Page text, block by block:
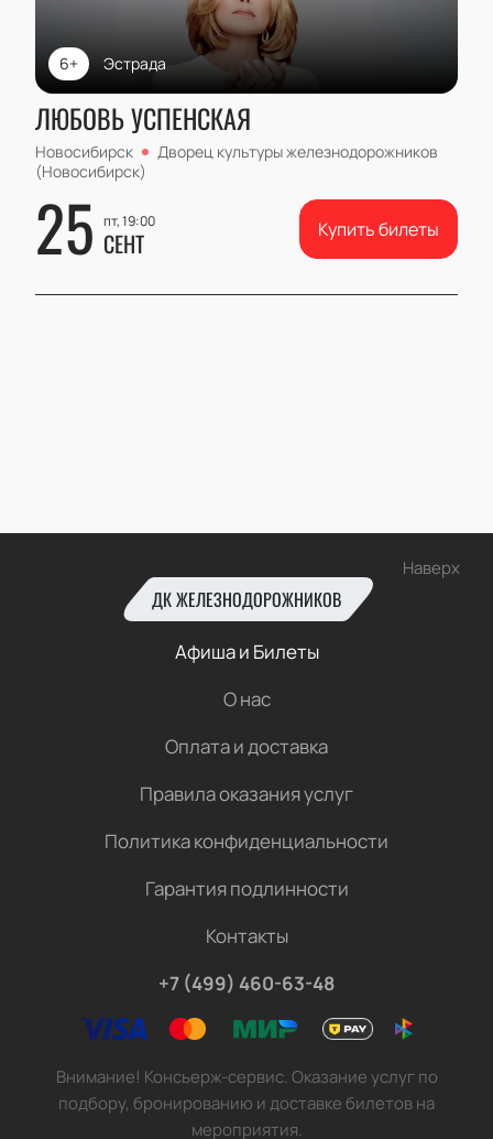
Эстрада
6+
ЛЮБОВЬ УСПЕНСКАЯ
Новосибирск
Дворец культуры железнодорожников
(Новосибирск)
25 пт, 19:00
СЕНТ Купить билеты
Наверх
ДК ЖЕЛЕЗНОДОРОЖНИКОВ
Афиша и Билеты
О нас
Оплата и доставка
Правила оказания услуг
Политика конфиденциальности
Гарантия подлинности
Контакты
+7 (499) 460-63-48
Внимание! Консьерж-сервис. Оказание услуг по
подбору, бронированию и доставке билетов на
мероприятия.